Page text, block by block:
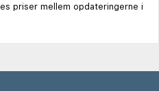
priser mellem opdateringerne i